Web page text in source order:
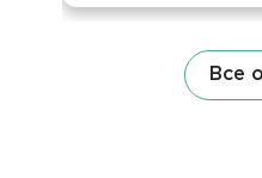
Все